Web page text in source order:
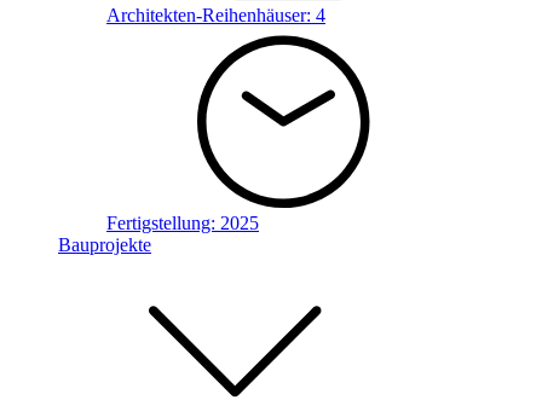
Architekten-Reihenhäuser: 4
Fertigstellung: 2025
Bauprojekte